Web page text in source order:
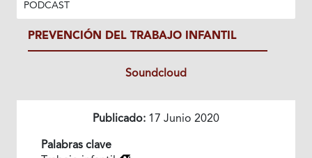
PODCAST
PREVENCIÓN DEL TRABAJO INFANTIL
Soundcloud
Publicado: 17 Junio 2020
Palabras clave